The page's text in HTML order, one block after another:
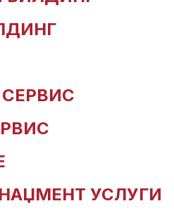
УСЛУГИ